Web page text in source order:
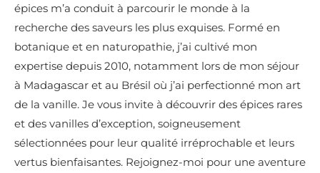
épices m’a conduit à parcourir le monde à la
recherche des saveurs les plus exquises. Formé en
botanique et en naturopathie, j’ai cultivé mon
expertise depuis 2010, notamment lors de mon séjour
à Madagascar et au Brésil où j’ai perfectionné mon art
de la vanille. Je vous invite à découvrir des épices rares
et des vanilles d’exception, soigneusement
sélectionnées pour leur qualité irréprochable et leurs
vertus bienfaisantes. Rejoignez-moi pour une aventure